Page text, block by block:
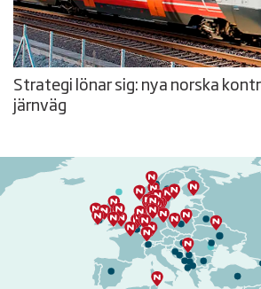
Strategi lönar sig: nya norska
järnväg